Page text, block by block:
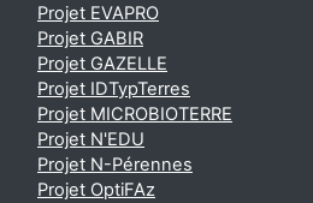
Projet EVAPRO
Projet GABIR
Projet GAZELLE
Projet IDTypTerres
Projet MICROBIOTERRE
Projet N'EDU
Projet N-Pérennes
Projet OptiFAz